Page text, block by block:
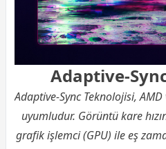
Adaptive-
Adaptive-Sync Teknolojisi,
uyumludur. Görüntü kare
grafik işlemci (GPU) ile eş